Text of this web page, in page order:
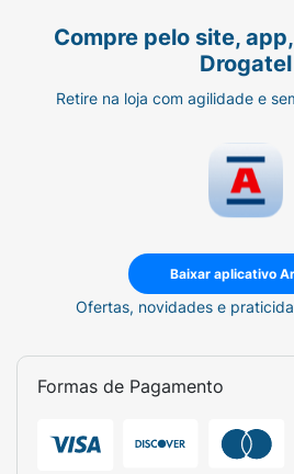
Compre pelo site,
Drogatel
Retire na loja com agilidade e
Baixar aplicativo
Ofertas, novidades e
Formas de Pagamento